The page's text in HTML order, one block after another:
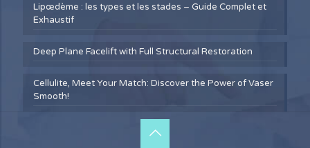
Lipœdème : les types et les stades – Guide Complet et
Exhaustif
Deep Plane Facelift with Full Structural Restoration
Cellulite, Meet Your Match: Discover the Power of Vaser
Smooth!